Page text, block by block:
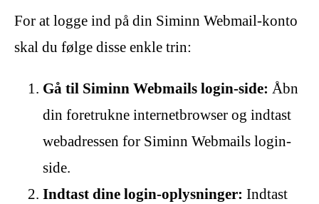
For at logge ind på din Siminn Webmail-konto
skal du følge disse enkle trin:
Gå til Siminn Webmails login-side: Åbn
din foretrukne internetbrowser og indtast
webadressen for Siminn Webmails login-
side.
Indtast dine login-oplysninger: Indtast